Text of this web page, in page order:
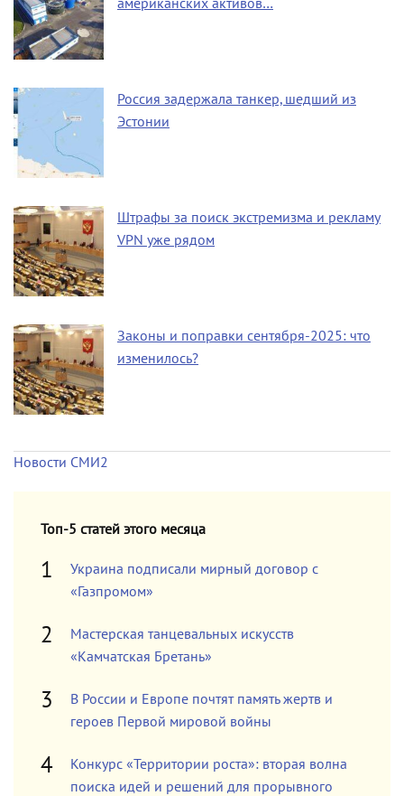
Россия задержала танкер, шедший из
Эстонии
Штрафы за поиск экстремизма и рекламу
VPN уже рядом
Законы и поправки сентября-2025: что
изменилось?
Новости СМИ2
Топ-5 статей этого месяца
Украина подписали мирный договор с
«Газпромом»
Мастерская танцевальных искусств
«Камчатская Бретань»
В России и Европе почтят память жертв и
героев Первой мировой войны
Конкурс «Территории роста»: вторая волна
поиска идей и решений для прорывного